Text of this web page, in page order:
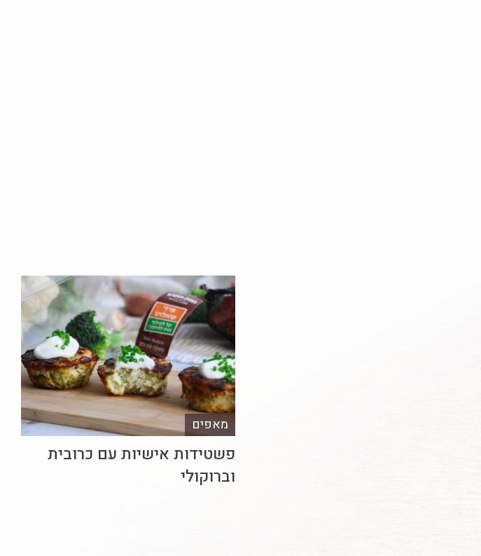
מאפים
פשטידות אישיות עם כרובית
וברוקולי